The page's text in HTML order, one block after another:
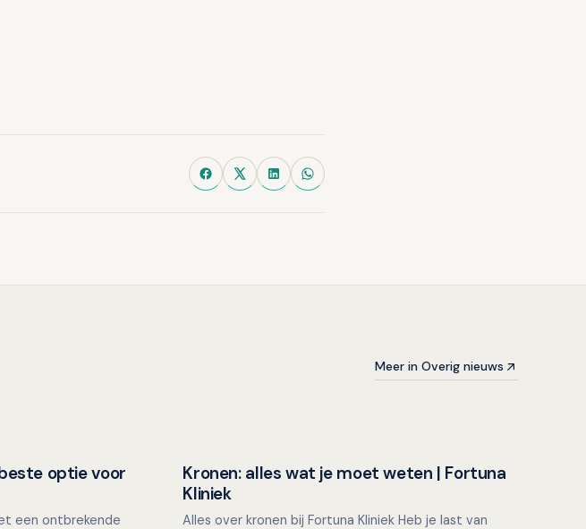
Meer in Overig nieuws
optie voor
een ontbrekende
Overig nieuws
Kronen: alles wat je moet weten | Fortuna
Kliniek
Alles over kronen bij Fortuna Kliniek Heb je last van